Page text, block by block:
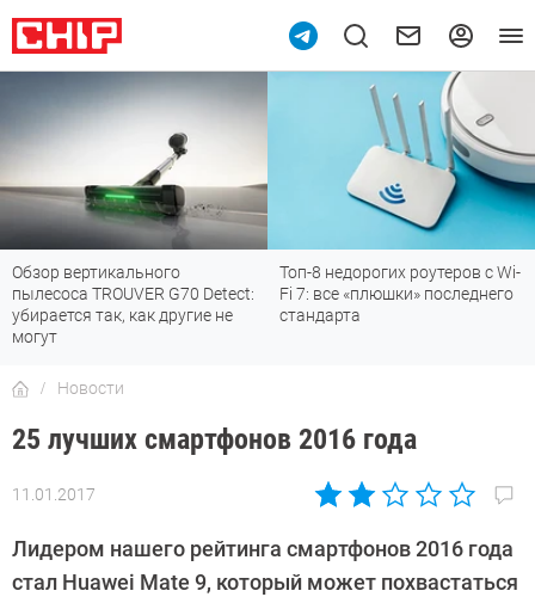
Обзор вертикального
пылесоса TROUVER G70 Detect:
убирается так, как другие не
могут
Топ-8 недорогих роутеров с Wi-
Fi 7: все «плюшки» последнего
стандарта
Новости
25 лучших смартфонов 2016 года
11.01.2017
Автор:
Suslov
Лидером нашего рейтинга смартфонов 2016 года
стал Huawei Mate 9, который может похвастаться